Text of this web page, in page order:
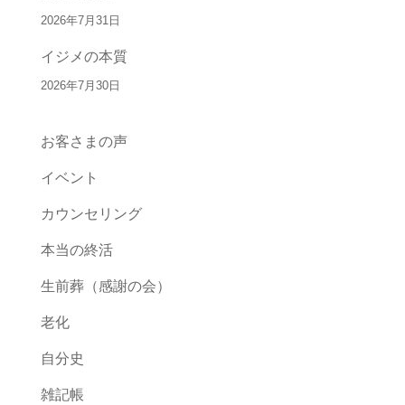
2026年7月31日
イジメの本質
2026年7月30日
お客さまの声
イベント
カウンセリング
本当の終活
生前葬（感謝の会）
老化
自分史
雑記帳